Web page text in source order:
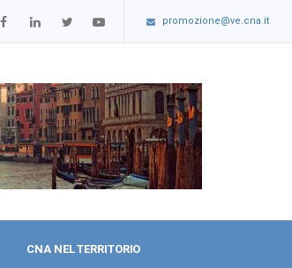
promozione@ve.cna.it
CNA NEL TERRITORIO